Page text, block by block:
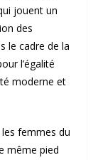
jouent un
des
le cadre de la
l’égalité
moderne et
les femmes du
même pied